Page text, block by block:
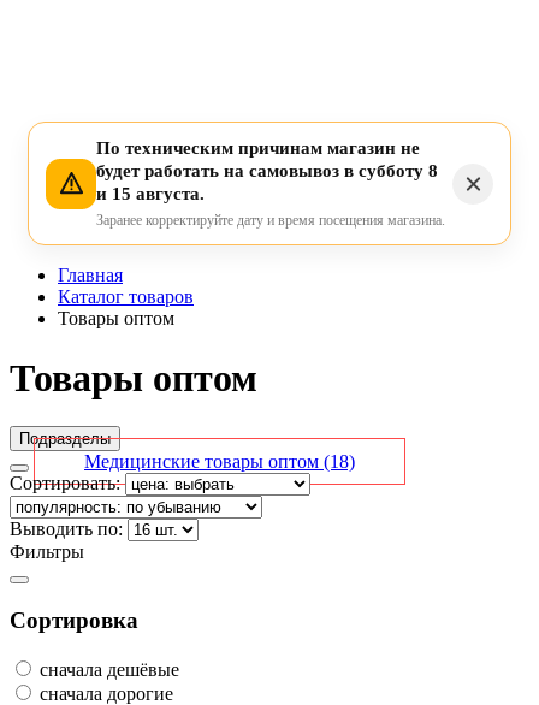
По техническим причинам магазин не
будет работать на самовывоз в субботу 8
и 15 августа.
Заранее корректируйте дату и время посещения магазина.
Главная
Каталог товаров
Товары оптом
Товары оптом
Подразделы
Медицинские товары оптом (18)
Сортировать:
Выводить по:
Фильтры
Сортировка
сначала дешёвые
сначала дорогие